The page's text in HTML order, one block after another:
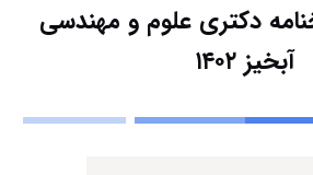
دکتری علوم و مهندسی
آبخیز ۱۴۰۲